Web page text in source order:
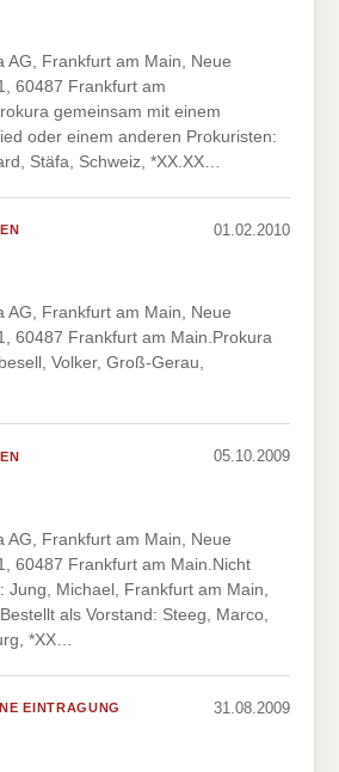
AG, Frankfurt am Main, Neue
60487 Frankfurt am
gemeinsam mit einem
oder einem anderen Prokuristen:
Stäfa, Schweiz, *XX.XX…
01.02.2010
AG, Frankfurt am Main, Neue
60487 Frankfurt am Main.Prokura
Volker, Groß-Gerau,
05.10.2009
AG, Frankfurt am Main, Neue
60487 Frankfurt am Main.Nicht
Jung, Michael, Frankfurt am Main,
als Vorstand: Steeg, Marco,
*XX…
EINTRAGUNG 31.08.2009